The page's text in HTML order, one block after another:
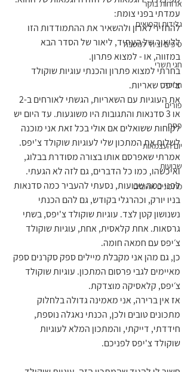
ארוחות בוקר
גלידות וקפואים
טיפים וציוד למטבח
חגי תשרי
חנוכה
פורים
פסח
יום העצמאות
שבועות
מתכונים אהובים
עמדתי בפני צומת:
להחזיר לארון ולהשאיר את ההתמודדות הזו
לליאור של העתיד, ליאור של הסדר הבא
במזווה, או - למצוא פתרון.
בחרתי למצוא פתרון והכנתי עוגיות שוקולד
צ'יפס שאריות.
או 3 סדנאות והתגובות היו משוגעות. עד היום יש
לקוחות ששואלים אם אולי בכל זאת אני מוכנה
לשלוח את המתכון שלי לעוגיות שוקולד צ'יפס.
אמרתי שאפרסם אותו בצורה מסודרת בבלוג,
ואיכשהו, כמו כל הדברים, גם לזה לא הגעתי.
לפני כמה שבועות, נסעתי להעביר כמה סדנאות
בניו יורק, וכהרגלי בקודש, גם להם הכנתי
נשנושון קטן לצד. עוגיות שוקולד צ'יפס, בשתי
גרסאות. אחת קלאסית, אחת, עוגיות שוקולד
צ׳יפס עם חמאה חומה.
כן, גם מהן אני מקבלת מיילים ספק סקרנים ספק
מאיימים לגבי פרסום המתכון. עוגיות שוקולד
צ׳יפס, קלאסיקה מוצדקת.
אז אין ברירה, אני מאמינה גדולה בלחלוק
מתכונים טובים ולכן, הכנתי נאגלה נוספת,
חידדתי, דייקתי, והמתכון המלא לעוגיות
שוקולד צ'יפס לפניכם.